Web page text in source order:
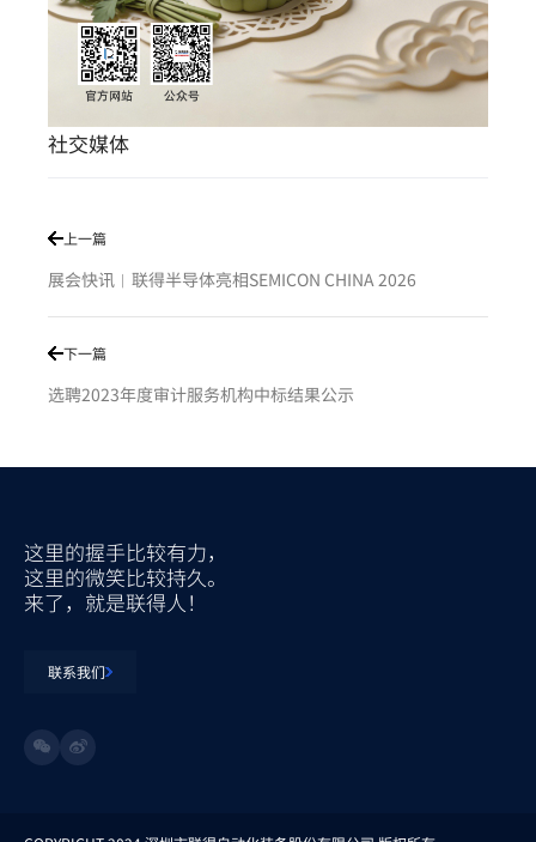
社交媒体
上一篇
展会快讯︱联得半导体亮相SEMICON CHINA 2026
下一篇
选聘2023年度审计服务机构中标结果公示
这里的握手比较有力，
这里的微笑比较持久。
来了，就是联得人！
联系我们